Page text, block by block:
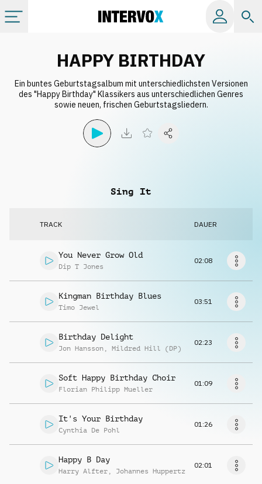
Alle Alben
Info
Musikanfrage
HAPPY BIRTHDAY
Ein buntes Geburtstagsalbum mit unterschiedlichsten Versionen
des "Happy Birthday" Klassikers aus unterschiedlichen Genres
sowie neuen, frischen Geburtstagsliedern.
Sing It
TRACK DAUER
You Never Grow Old
Dip T Jones
02:08
Kingman Birthday Blues
Timo Jewel
03:51
Birthday Delight
Jon Hansson , Mildred Hill (DP)
02:23
Soft Happy Birthday Choir
Florian Philipp Mueller
01:09
It's Your Birthday
Cynthia De Pohl
01:26
Happy B Day
Harry Alfter , Johannes Huppertz
02:01